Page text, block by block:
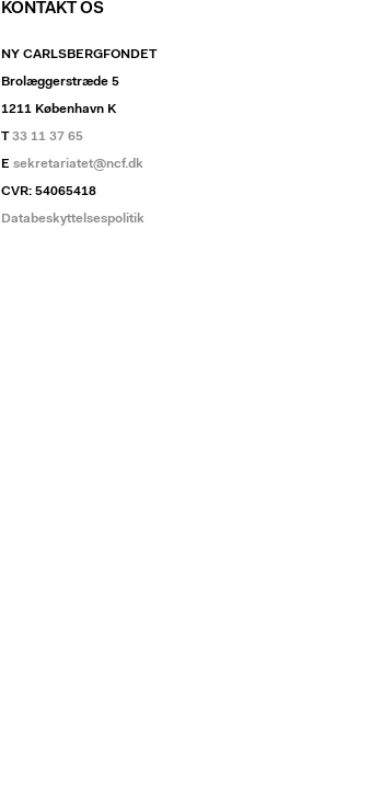
KONTAKT OS
NY CARLSBERGFONDET
Brolæggerstræde 5
1211 København K
T33 11 37 65
E sekretariatet@ncf.dk
CVR: 54065418
Databeskyttelsespolitik